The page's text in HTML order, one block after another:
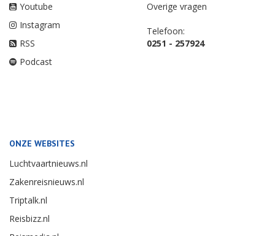
Youtube
Instagram
RSS
Podcast
Overige vragen
Telefoon:
0251 - 257924
ONZE WEBSITES
Luchtvaartnieuws.nl
Zakenreisnieuws.nl
Triptalk.nl
Reisbizz.nl